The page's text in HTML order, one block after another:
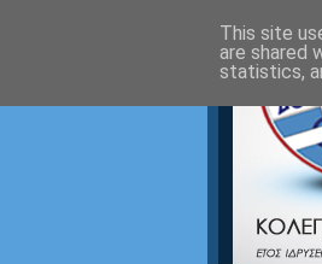
This site
are shared
statistics,